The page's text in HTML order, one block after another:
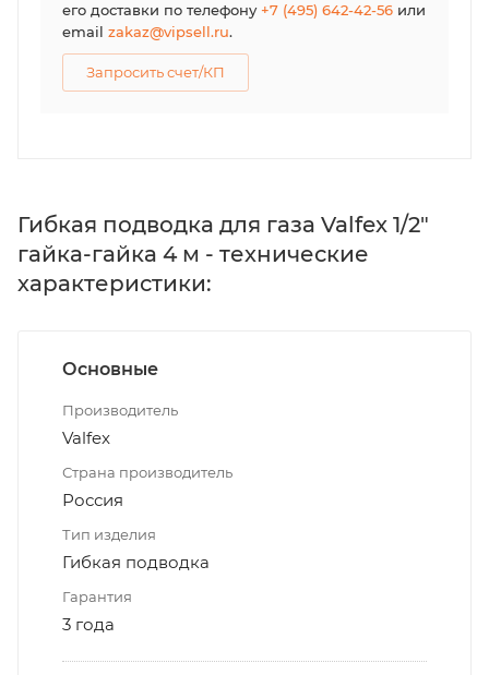
его доставки по телефону+7 (495) 642-42-56 или
email zakaz@vipsell.ru.
Запросить счет/КП
Гибкая подводка для газа Valfex 1/2"
гайка-гайка 4 м - технические
характеристики:
Основные
Производитель
Valfex
Страна производитель
Россия
Тип изделия
Гибкая подводка
Гарантия
3 года